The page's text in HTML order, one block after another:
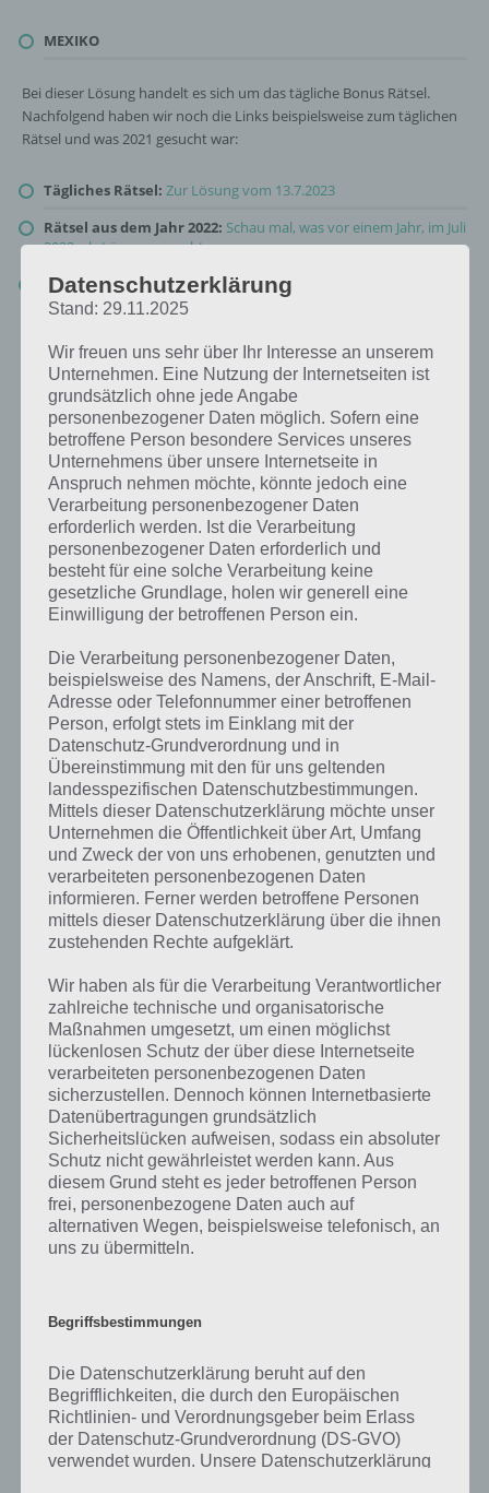
MEXIKO
Bei dieser Lösung handelt es sich um das tägliche Bonus Rätsel.
Nachfolgend haben wir noch die Links beispielsweise zum täglichen
Rätsel und was 2021 gesucht war:
Tägliches Rätsel: Zur Lösung vom 13.7.2023
Rätsel aus dem Jahr 2022: Schau mal, was vor einem Jahr, im Juli
2022, als Lösung gesucht war
Zur Übersicht :4 Bilder 1 Wort Lösungen zu Um die Welt im Juli
2023!
Kurze Begriffserklärung zur Lösung
Mexiko
Bilder 1 Wort, doch welche Bedeutung hat dieses eigentlich und was
gibt es dazu zu wissen? Passt das Wort auch zu Um die Welt? Zu
bestimmten Lösungen präsentieren wir daher auch immer eine
kurze Begriffserklärung!
Zu Mexiko haben wir zunächst keine weiteren Informationen parat!
Auf WhatsApp teilen Teilen auf Facebook
Mehr Artikel hier auf Touchportal
Datenschutzerklärung
Stand: 29.11.2025
Wir freuen uns sehr über Ihr Interesse an unserem
Unternehmen. Eine Nutzung der Internetseiten ist
grundsätzlich ohne jede Angabe
personenbezogener Daten möglich. Sofern eine
betroffene Person besondere Services unseres
Unternehmens über unsere Internetseite in
Anspruch nehmen möchte, könnte jedoch eine
Verarbeitung personenbezogener Daten
erforderlich werden. Ist die Verarbeitung
personenbezogener Daten erforderlich und
besteht für eine solche Verarbeitung keine
gesetzliche Grundlage, holen wir generell eine
Einwilligung der betroffenen Person ein.
Die Verarbeitung personenbezogener Daten,
beispielsweise des Namens, der Anschrift, E-Mail-
Adresse oder Telefonnummer einer betroffenen
Person, erfolgt stets im Einklang mit der
Datenschutz-Grundverordnung und in
Übereinstimmung mit den für uns geltenden
landesspezifischen Datenschutzbestimmungen.
Mittels dieser Datenschutzerklärung möchte unser
Unternehmen die Öffentlichkeit über Art, Umfang
und Zweck der von uns erhobenen, genutzten und
verarbeiteten personenbezogenen Daten
informieren. Ferner werden betroffene Personen
mittels dieser Datenschutzerklärung über die ihnen
zustehenden Rechte aufgeklärt.
Wir haben als für die Verarbeitung Verantwortlicher
zahlreiche technische und organisatorische
Maßnahmen umgesetzt, um einen möglichst
lückenlosen Schutz der über diese Internetseite
verarbeiteten personenbezogenen Daten
sicherzustellen. Dennoch können Internetbasierte
Datenübertragungen grundsätzlich
Sicherheitslücken aufweisen, sodass ein absoluter
Schutz nicht gewährleistet werden kann. Aus
diesem Grund steht es jeder betroffenen Person
frei, personenbezogene Daten auch auf
alternativen Wegen, beispielsweise telefonisch, an
uns zu übermitteln.
Begriffsbestimmungen
Die Datenschutzerklärung beruht auf den
Begrifflichkeiten, die durch den Europäischen
Richtlinien- und Verordnungsgeber beim Erlass
der Datenschutz-Grundverordnung (DS-GVO)
verwendet wurden. Unsere Datenschutzerklärung